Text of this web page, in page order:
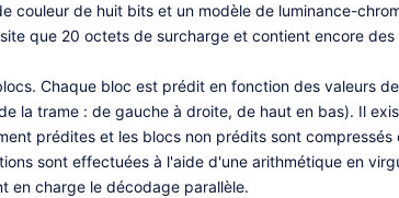
couleur de huit bits et un modèle de luminance-
que 20 octets de surcharge et contient encore
Chaque bloc est prédit en fonction des valeurs
la trame : de gauche à droite, de haut en bas). Il
prédites et les blocs non prédits sont
sont effectuées à l'aide d'une arithmétique en
en charge le décodage parallèle.